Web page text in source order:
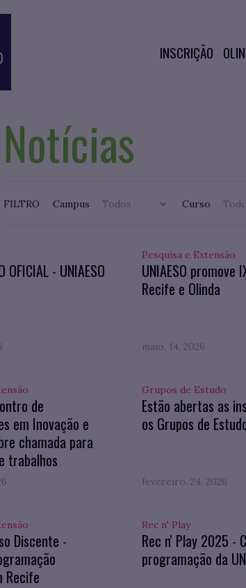
INSCRIÇÃO
Notícias
FILTRO Campus Curso
OFICIAL - UNIAESO
Pesquisa e Extensão
UNIAESO promove
Recife e Olinda
maio. 14, 2026
de
em Inovação e
chamada para
trabalhos
Grupos de Estudo
Estão abertas as
os Grupos de
fevereiro. 24, 2026
Discente -
Recife
Rec n' Play
Rec n' Play 2025 -
programação da